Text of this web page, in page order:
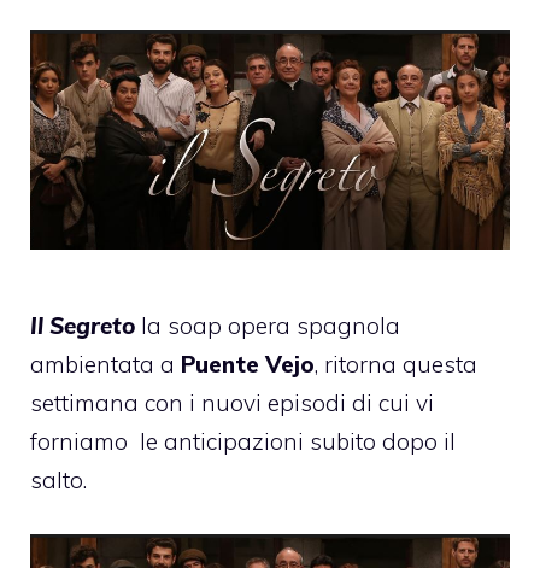
Il Segreto la soap opera spagnola
ambientata a Puente Vejo, ritorna questa
settimana con i nuovi episodi di cui vi
forniamo le anticipazioni subito dopo il
salto.